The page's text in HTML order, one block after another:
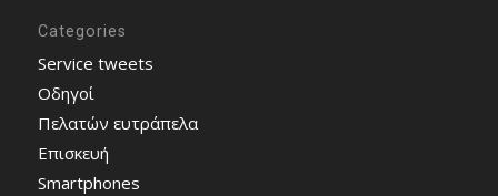
Categories
Service tweets
Οδηγοί
Πελατών ευτράπελα
Επισκευή
Smartphones